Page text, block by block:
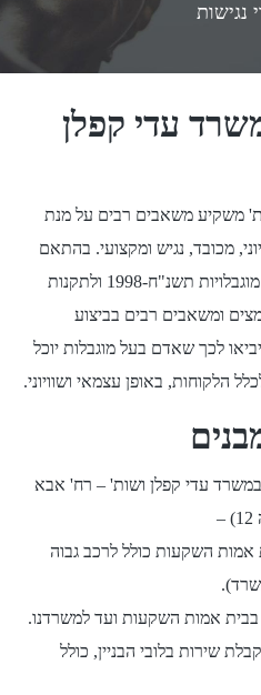
נגישות
עדי קפלן
משקיע משאבים רבים על מנת
מכובד, נגיש ומקצועי. בהתאם
לחוק שוויון זכויות לאנשים עם מוגבלויות תשנ"ח-1998 ולתקנות
ומשאבים רבים בביצוע
לכך שאדם בעל מוגבלות יוכל
הלקוחות, באופן עצמאי ושוויוני.
במשרד עדי קפלן ושות' – רח' אבא
אמות השקעות כולל לרכב גבוה
בבית אמות השקעות ועד למשרדנו.
שירות בלובי הבניין, כולל